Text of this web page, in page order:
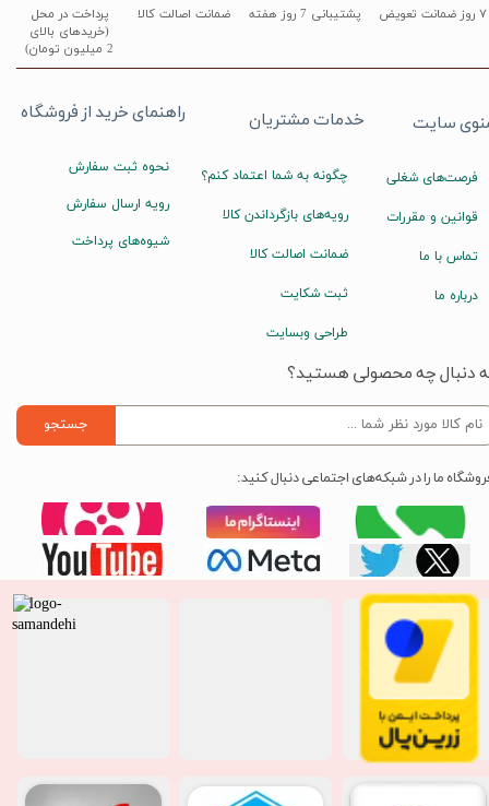
پشتیبانی 7 روز هفته
پرداخت در محل
(خریدهای بالای
2 میلیون تومان)
۷ روز ضمانت تعویض ضمانت اصالت کالا
راهنمای خرید از فروشگاه
نحوه ثبت سفارش
رویه ارسال سفارش
شیوه‌های پرداخت
خدمات مشتریان
چگونه به شما اعتماد کنم؟
رویه‌های بازگرداندن کالا
ضمانت اصالت کالا
ثبت شکایت
طراحی وبسایت
سایت
فرصت‌های شغلی
قوانین و مقررات
تماس با ما
درباره ما
دنبال چه محصولی هستید؟
جستجو
ما را در شبکه‌های اجتماعی دنبال کنید: